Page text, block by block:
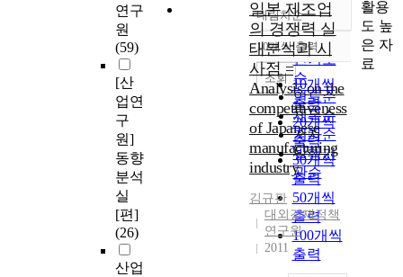
연구
원
(59)
[산
업연
구
원]
동향
분석
실
[편]
(26)
산업
정확도
순
인기도
순
연도순
제목순
저자순
발행기
관순
내림차순
내림차순
10개씩 출력
10개씩
출력
20개씩
출력
30개씩
출력
50개씩
출력
100개씩
출력
조회
일본 제조업
의 경쟁력 실
태분석과 시
사점 =
Analysis on the
competitiveness
of Japanese
manufacturing
industry
김규판
대외경제정책
연구원
2011
활용
도 높
은 자
료